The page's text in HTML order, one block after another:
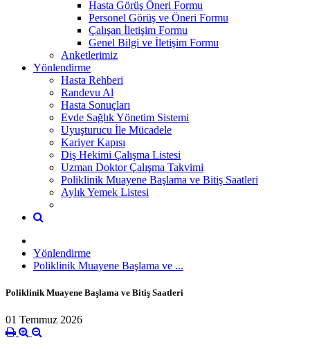
Hasta Görüş Öneri Formu
Personel Görüş ve Öneri Formu
Çalışan İletişim Formu
Genel Bilgi ve İletişim Formu
Anketlerimiz
Yönlendirme
Hasta Rehberi
Randevu Al
Hasta Sonuçları
Evde Sağlık Yönetim Sistemi
Uyuşturucu İle Mücadele
Kariyer Kapısı
Diş Hekimi Çalışma Listesi
Uzman Doktor Çalışma Takvimi
Poliklinik Muayene Başlama ve Bitiş Saatleri
Aylık Yemek Listesi
Yönlendirme
Poliklinik Muayene Başlama ve ...
Poliklinik Muayene Başlama ve Bitiş Saatleri
01 Temmuz 2026